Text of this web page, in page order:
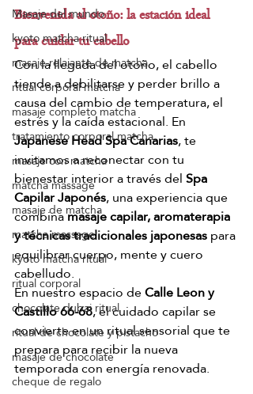
Masaje del mundo
kyoto matcha ritual
masaje relajante de matcha
ritual corporal matcha
masaje completo matcha
tratamiento corporal matcha
masaje con matcha
matcha massage
masaje de matcha
matcha massage
kyoto matcha ritual
ritual corporal
chocolate dubai ritual
ritual de chocolate y pistacho
masaje de chocolate
cheque de regalo
Bienvenida al otoño: la estación ideal
para cuidar tu cabello
Con la llegada del otoño, el cabello
tiende a debilitarse y perder brillo a
causa del cambio de temperatura, el
estrés y la caída estacional. En
Japanese Head Spa Canarias, te
invitamos a reconectar con tu
bienestar interior a través del Spa
Capilar Japonés, una experiencia que
combina masaje capilar, aromaterapia
y técnicas tradicionales japonesas para
equilibrar cuerpo, mente y cuero
cabelludo.
En nuestro espacio de Calle Leon y
Castillo 66-68, el cuidado capilar se
convierte en un ritual sensorial que te
prepara para recibir la nueva
temporada con energía renovada.